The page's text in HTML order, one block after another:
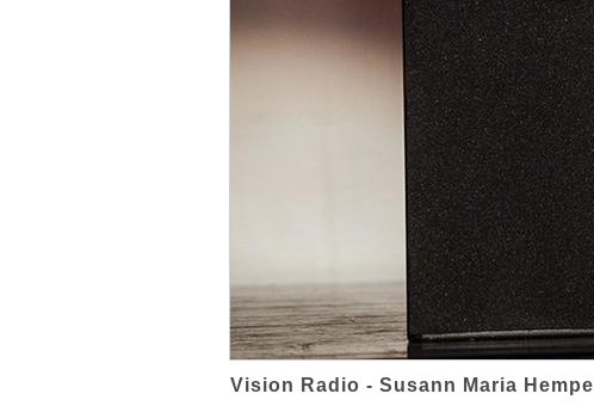
Vision Radio - Susann Maria Hempel